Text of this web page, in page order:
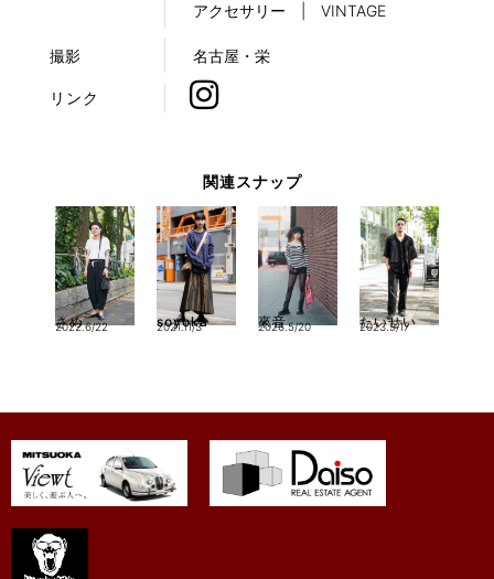
アクセサリー | VINTAGE
撮影 名古屋・栄
リンク
関連スナップ
さめ
2022.6/22 soyoka
2021.11/3 來音
2026.5/20 たいせい
2023.9/17